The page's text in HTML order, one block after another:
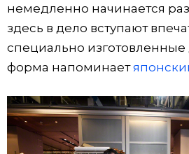
немедленно начинается
здесь в дело вступают
специально изготовленные
форма напоминает